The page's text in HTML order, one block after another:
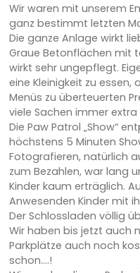
Wir waren mit unserem
ganz bestimmt letzten
Die ganze Anlage wirkt
Graue Betonflächen mit
wirkt sehr ungepflegt.
eine Kleinigkeit zu
Menüs zu überteuerten
viele Sachen immer extra
Die Paw Patrol „Show“
höchstens 5 Minuten
Fotografieren, natürlich
zum Bezahlen, war lang
Kinder kaum erträglich.
Anwesenden Kinder mit
Der Schlossladen völlig
Wir haben bis jetzt auch
Parkplätze auch noch
schon....!